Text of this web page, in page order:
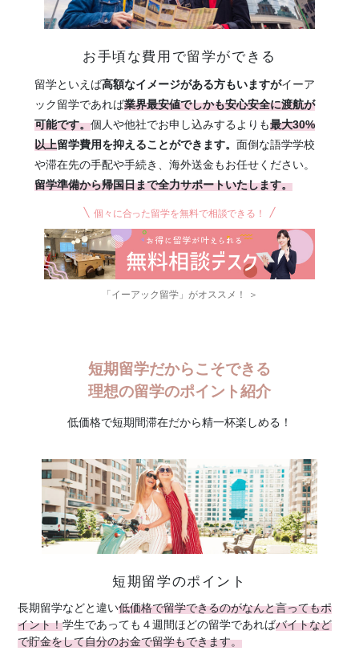
お手頃な費用で留学ができる
留学といえば高額なイメージがある方もいますがイーア
ック留学であれば業界最安値でしかも安心安全に渡航が
可能です。個人や他社でお申し込みするよりも最大30%
以上留学費用を抑えることができます。 面倒な語学学校
や滞在先の手配や手続き、海外送金もお任せください。
留学準備から帰国日まで全力サポートいたします。
個々に合った留学を無料で相談できる！
「イーアック留学」がオススメ！ ＞
短期留学だからこそできる
理想の留学のポイント紹介
低価格で短期間滞在だから精一杯楽しめる！
短期留学のポイント
長期留学などと違い低価格で留学できるのがなんと言ってもポ
イント！学生であっても４週間ほどの留学であればバイトなど
で貯金をして自分のお金で留学もできます。